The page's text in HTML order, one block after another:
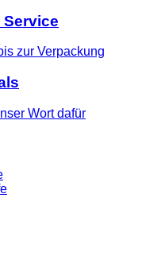
Service
zur Verpackung
Wort dafür